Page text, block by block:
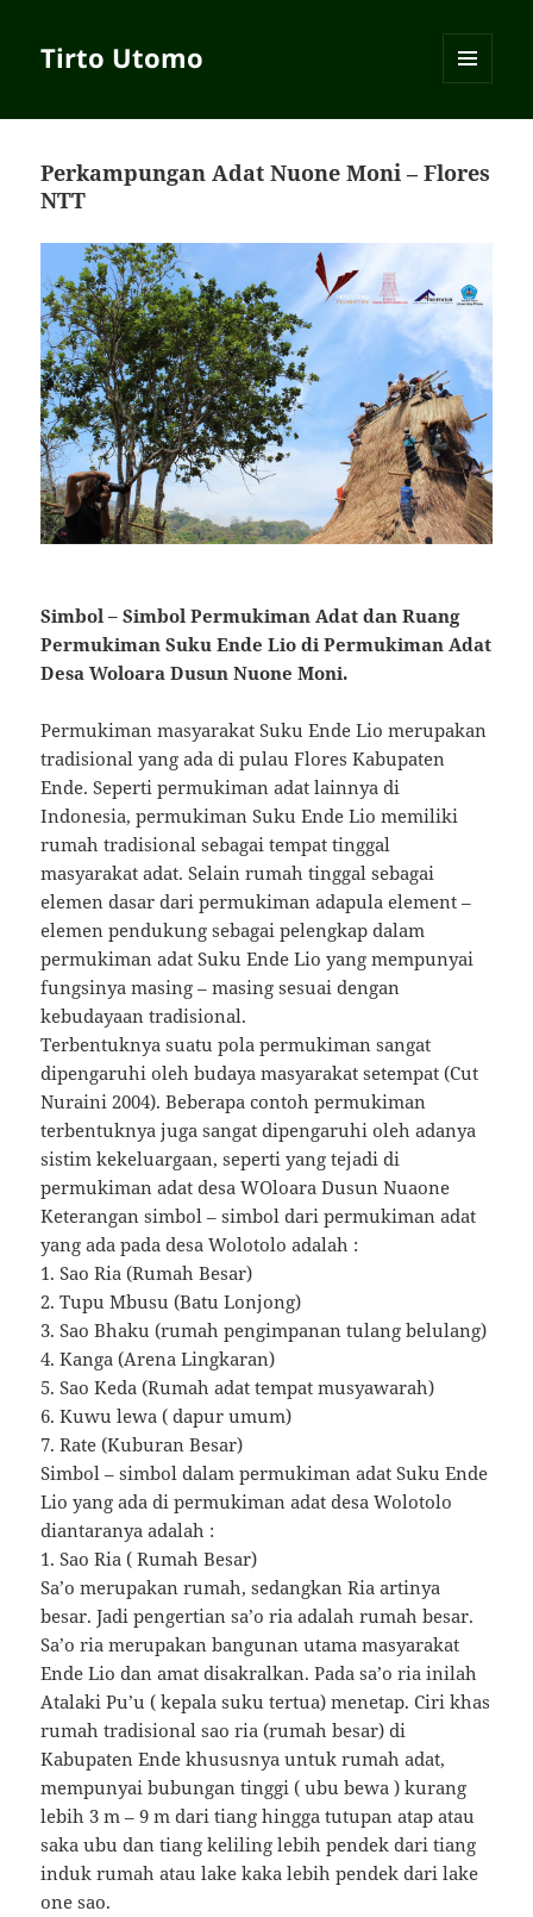
Tirto Utomo
Perkampungan Adat Nuone Moni – Flores
NTT
Simbol – Simbol Permukiman Adat dan Ruang
Permukiman Suku Ende Lio di Permukiman Adat
Desa Woloara Dusun Nuone Moni.
Permukiman masyarakat Suku Ende Lio merupakan
tradisional yang ada di pulau Flores Kabupaten
Ende. Seperti permukiman adat lainnya di
Indonesia, permukiman Suku Ende Lio memiliki
rumah tradisional sebagai tempat tinggal
masyarakat adat. Selain rumah tinggal sebagai
elemen dasar dari permukiman adapula element –
elemen pendukung sebagai pelengkap dalam
permukiman adat Suku Ende Lio yang mempunyai
fungsinya masing – masing sesuai dengan
kebudayaan tradisional.
Terbentuknya suatu pola permukiman sangat
dipengaruhi oleh budaya masyarakat setempat (Cut
Nuraini 2004). Beberapa contoh permukiman
terbentuknya juga sangat dipengaruhi oleh adanya
sistim kekeluargaan, seperti yang tejadi di
permukiman adat desa WOloara Dusun Nuaone
Keterangan simbol – simbol dari permukiman adat
yang ada pada desa Wolotolo adalah :
1. Sao Ria (Rumah Besar)
2. Tupu Mbusu (Batu Lonjong)
3. Sao Bhaku (rumah pengimpanan tulang belulang)
4. Kanga (Arena Lingkaran)
5. Sao Keda (Rumah adat tempat musyawarah)
6. Kuwu lewa ( dapur umum)
7. Rate (Kuburan Besar)
Simbol – simbol dalam permukiman adat Suku Ende
Lio yang ada di permukiman adat desa Wolotolo
diantaranya adalah :
1. Sao Ria ( Rumah Besar)
Sa’o merupakan rumah, sedangkan Ria artinya
besar. Jadi pengertian sa’o ria adalah rumah besar.
Sa’o ria merupakan bangunan utama masyarakat
Ende Lio dan amat disakralkan. Pada sa’o ria inilah
Atalaki Pu’u ( kepala suku tertua) menetap. Ciri khas
rumah tradisional sao ria (rumah besar) di
Kabupaten Ende khususnya untuk rumah adat,
mempunyai bubungan tinggi ( ubu bewa ) kurang
lebih 3 m – 9 m dari tiang hingga tutupan atap atau
saka ubu dan tiang keliling lebih pendek dari tiang
induk rumah atau lake kaka lebih pendek dari lake
one sao.